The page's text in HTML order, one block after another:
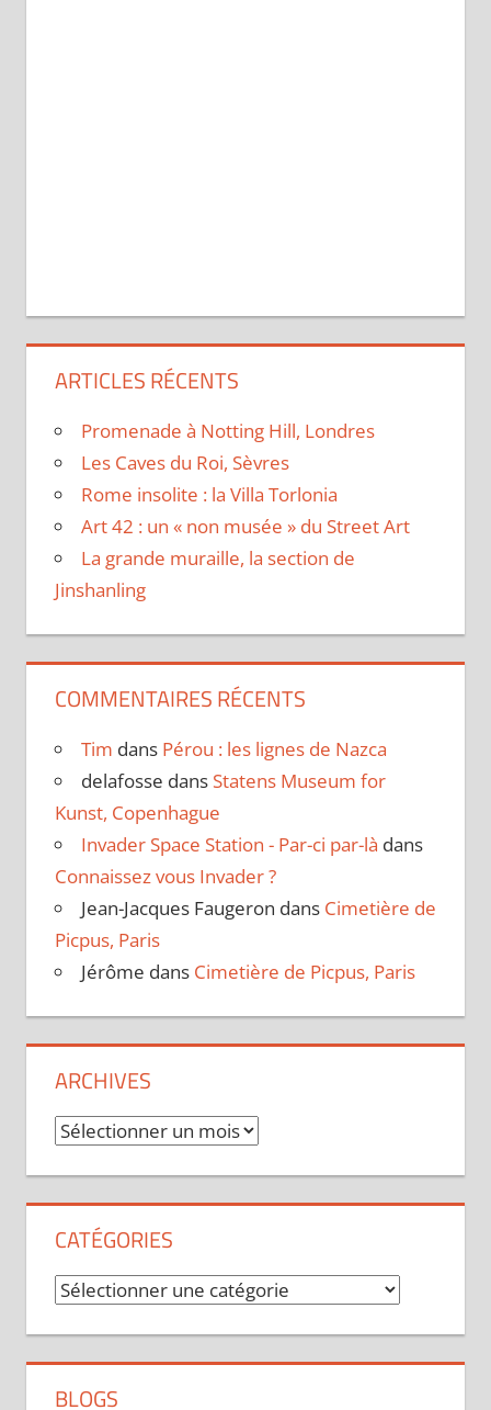
ARTICLES RÉCENTS
Promenade à Notting Hill, Londres
Les Caves du Roi, Sèvres
Rome insolite : la Villa Torlonia
Art 42 : un « non musée » du Street Art
La grande muraille, la section de
Jinshanling
COMMENTAIRES RÉCENTS
Tim dans Pérou : les lignes de Nazca
delafosse dans Statens Museum for
Kunst, Copenhague
Invader Space Station - Par-ci par-là dans
Connaissez vous Invader ?
Jean-Jacques Faugeron dans Cimetière de
Picpus, Paris
Jérôme dans Cimetière de Picpus, Paris
ARCHIVES
Archives
CATÉGORIES
Catégories
BLOGS